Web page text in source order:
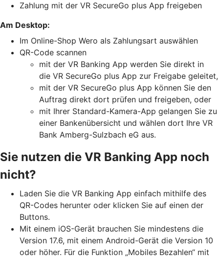
Zahlung mit der VR SecureGo plus App freigeben
Am Desktop:
Im Online-Shop Wero als Zahlungsart auswählen
QR-Code scannen
mit der VR Banking App werden Sie direkt in
die VR SecureGo plus App zur Freigabe geleitet,
mit der VR SecureGo plus App können Sie den
Auftrag direkt dort prüfen und freigeben, oder
mit Ihrer Standard-Kamera-App gelangen Sie zu
einer Bankenübersicht und wählen dort Ihre VR
Bank Amberg-Sulzbach eG aus.
Sie nutzen die VR Banking App noch
nicht?
Laden Sie die VR Banking App einfach mithilfe des
QR-Codes herunter oder klicken Sie auf einen der
Buttons.
Mit einem iOS-Gerät brauchen Sie mindestens die
Version 17.6, mit einem Android-Gerät die Version 10
oder höher. Für die Funktion „Mobiles Bezahlen“ mit